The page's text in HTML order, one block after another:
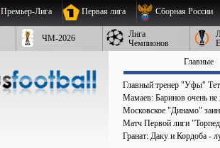
Премьер-Лига Первая лига Сборная России
ЧМ-2026
Лига
Чемпионов
Главные
Главный тренер "Уфы"
Мамаев: Баринов очень не
Московское "Динамо"
Матч Первой лиги
Гранат: Даку и Кордоба -